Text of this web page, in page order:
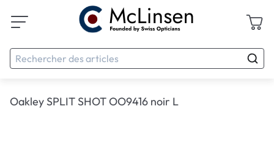
Oakley SPLIT SHOT OO9416 noir L